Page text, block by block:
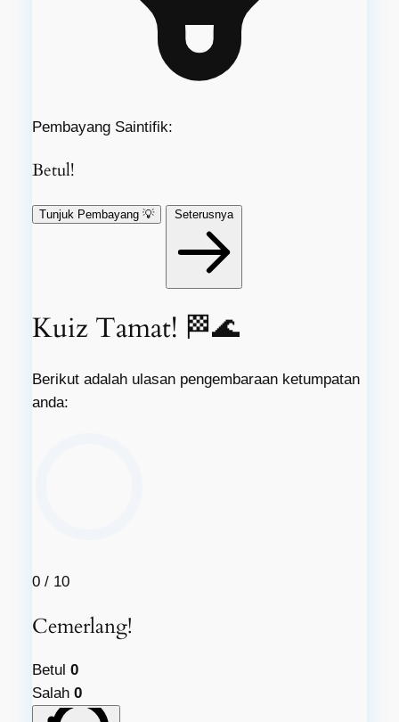
Pembayang Saintifik:
Betul!
Tunjuk Pembayang 💡 Seterusnya
Kuiz Tamat! 🏁🌊
Berikut adalah ulasan pengembaraan ketumpatan
anda:
0 / 10
Cemerlang!
Betul 0
Salah 0